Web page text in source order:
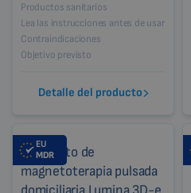
Productos sanitarios
Lea las instrucciones antes de usar
Contraindicaciones
Objetivo previsto
Detalle del producto
EU
MDR